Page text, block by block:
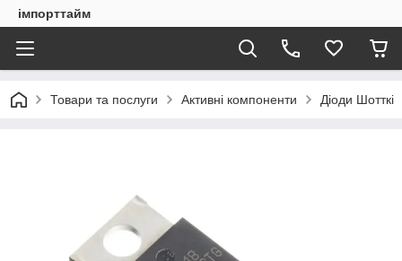
імпорттайм
Товари та послуги Активні компоненти Діоди Шотткі